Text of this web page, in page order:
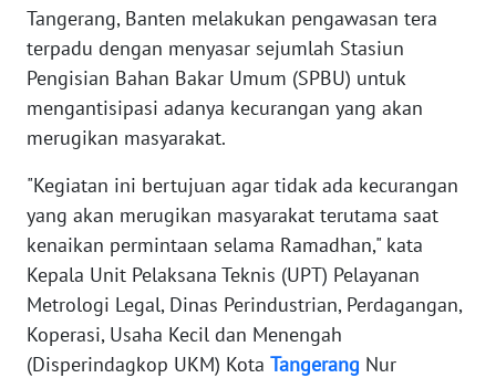
Tangerang, Banten melakukan pengawasan tera
terpadu dengan menyasar sejumlah Stasiun
Pengisian Bahan Bakar Umum (SPBU) untuk
mengantisipasi adanya kecurangan yang akan
merugikan masyarakat.
"Kegiatan ini bertujuan agar tidak ada kecurangan
yang akan merugikan masyarakat terutama saat
kenaikan permintaan selama Ramadhan," kata
Kepala Unit Pelaksana Teknis (UPT) Pelayanan
Metrologi Legal, Dinas Perindustrian, Perdagangan,
Koperasi, Usaha Kecil dan Menengah
(Disperindagkop UKM) Kota Tangerang Nur
DISCLAIMER
Wahana
News
Regional
SUMUT
WN
JAKARTA
WN
JABAR